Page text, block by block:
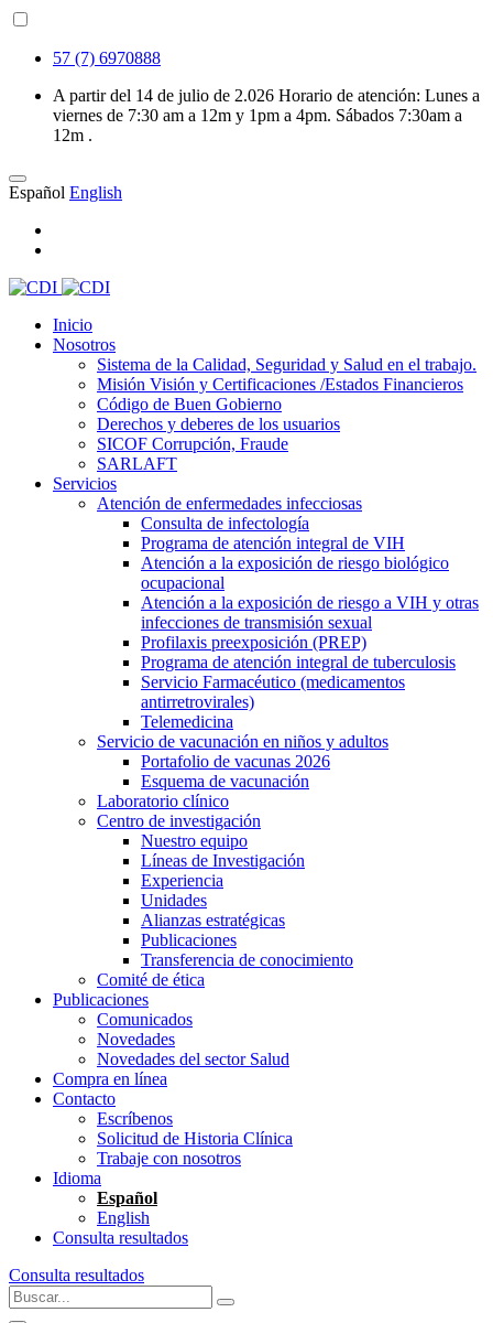
57 (7) 6970888
A partir del 14 de julio de 2.026 Horario de atención: Lunes a
viernes de 7:30 am a 12m y 1pm a 4pm. Sábados 7:30am a
12m .
Español English
Inicio
Nosotros
Sistema de la Calidad, Seguridad y Salud en el trabajo.
Misión Visión y Certificaciones /Estados Financieros
Código de Buen Gobierno
Derechos y deberes de los usuarios
SICOF Corrupción, Fraude
SARLAFT
Servicios
Atención de enfermedades infecciosas
Consulta de infectología
Programa de atención integral de VIH
Atención a la exposición de riesgo biológico
ocupacional
Atención a la exposición de riesgo a VIH y otras
infecciones de transmisión sexual
Profilaxis preexposición (PREP)
Programa de atención integral de tuberculosis
Servicio Farmacéutico (medicamentos
antirretrovirales)
Telemedicina
Servicio de vacunación en niños y adultos
Portafolio de vacunas 2026
Esquema de vacunación
Laboratorio clínico
Centro de investigación
Nuestro equipo
Líneas de Investigación
Experiencia
Unidades
Alianzas estratégicas
Publicaciones
Transferencia de conocimiento
Comité de ética
Publicaciones
Comunicados
Novedades
Novedades del sector Salud
Compra en línea
Contacto
Escríbenos
Solicitud de Historia Clínica
Trabaje con nosotros
Idioma
Español
English
Consulta resultados
Consulta resultados